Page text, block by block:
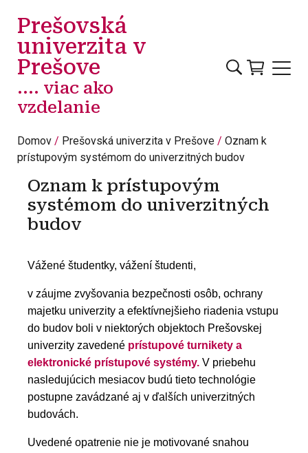
Prešovská
univerzita v
Prešove
.... viac ako
vzdelanie
Domov Prešovská univerzita v Prešove
Oznam k
prístupovým systémom do univerzitných budov
Oznam k prístupovým
systémom do univerzitných
budov
Vážené študentky, vážení študenti,
v záujme zvyšovania bezpečnosti osôb, ochrany
majetku univerzity a efektívnejšieho riadenia vstupu
do budov boli v niektorých objektoch Prešovskej
univerzity zavedené prístupové turnikety a
elektronické prístupové systémy. V priebehu
nasledujúcich mesiacov budú tieto technológie
postupne zavádzané aj v ďalších univerzitných
budovách.
Uvedené opatrenie nie je motivované snahou